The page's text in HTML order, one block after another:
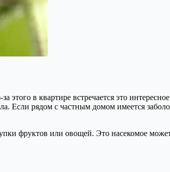
в квартире встречается это
Если рядом с частным домом имеется
фруктов или овощей. Это насекомое